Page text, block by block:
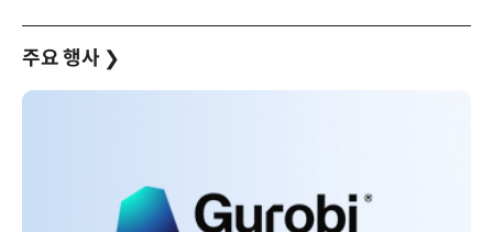
주요 행사 ❯